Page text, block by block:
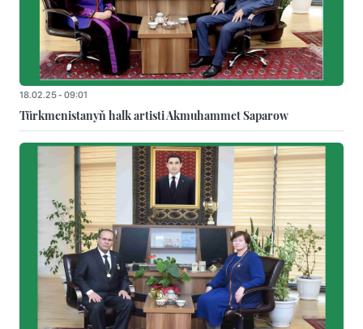
18.02.25 - 09:01
Türkmenistanyň halk artisti Akmuhammet Saparow